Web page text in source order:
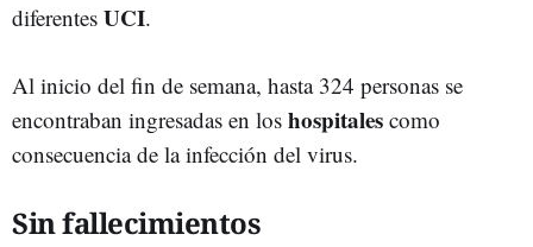
diferentes UCI.
Al inicio del fin de semana, hasta 324 personas se
encontraban ingresadas en los hospitales como
consecuencia de la infección del virus.
Sin fallecimientos